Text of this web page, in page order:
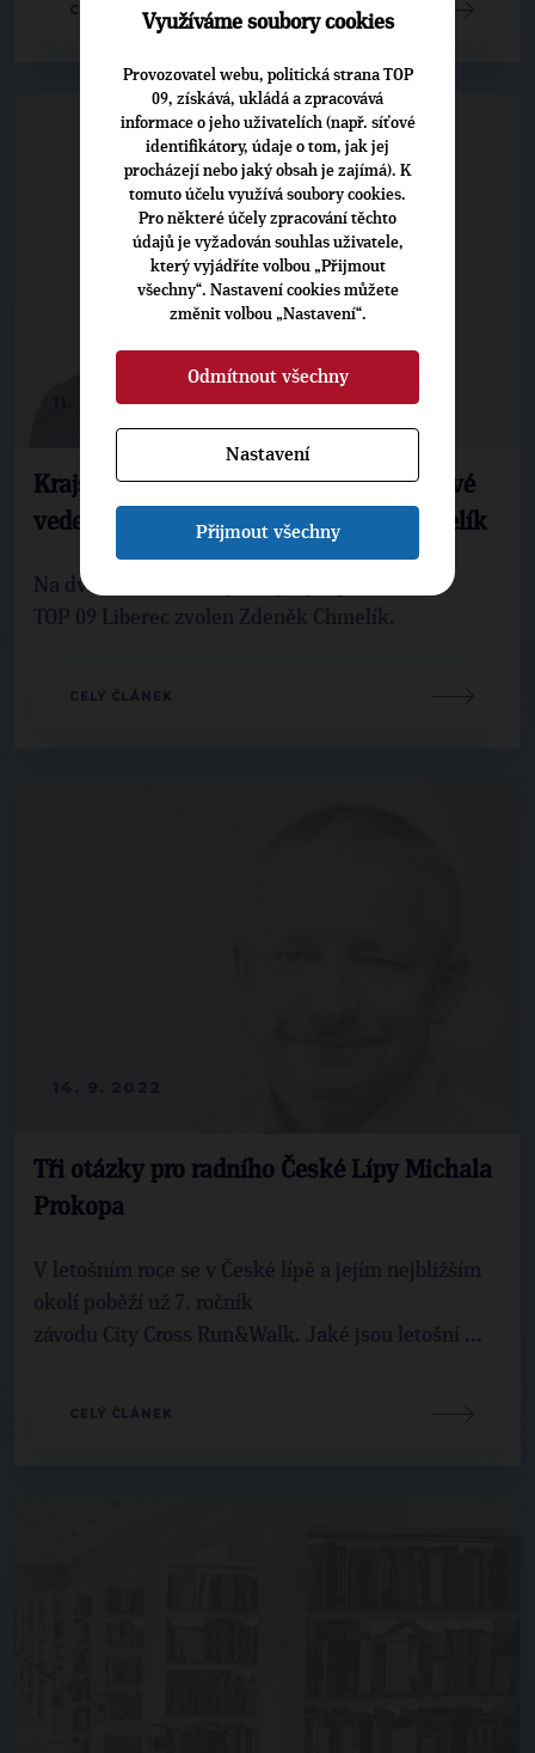
CELÝ ČLÁNEK
11. 1. 2023
Krajská organizace TOP 09 si volila nové
vedení, předsedou se stal Zdeněk Chmelík
Na dvouleté období byl krajským předsedou
TOP 09 Liberec zvolen Zdeněk Chmelík.
CELÝ ČLÁNEK
Tři otázky pro radního České Lípy Michala
Prokopa
V letošním roce se v České lípě a jejím nejbližším
okolí poběží už 7. ročník
závodu City Cross Run&Walk. Jaké jsou letošní ...
CELÝ ČLÁNEK
Využíváme soubory cookies
Provozovatel webu, politická strana TOP
09, získává, ukládá a zpracovává
informace o jeho uživatelích (např. síťové
identifikátory, údaje o tom, jak jej
procházejí nebo jaký obsah je zajímá). K
tomuto účelu využívá soubory cookies.
Pro některé účely zpracování těchto
údajů je vyžadován souhlas uživatele,
který vyjádříte volbou „Přijmout
všechny“. Nastavení cookies můžete
změnit volbou „Nastavení“.
Odmítnout všechny
Nastavení
Přijmout všechny